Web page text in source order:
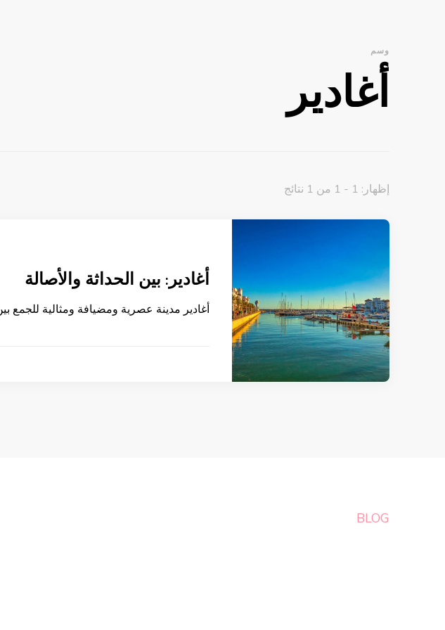
وسم
أغادير
إظهار: 1 - 1 من 1 نتائج
أغادير: بين الحداثة والأصالة
أغادير مدينة عصرية ومضيافة ومثالية للجمع
BLOG